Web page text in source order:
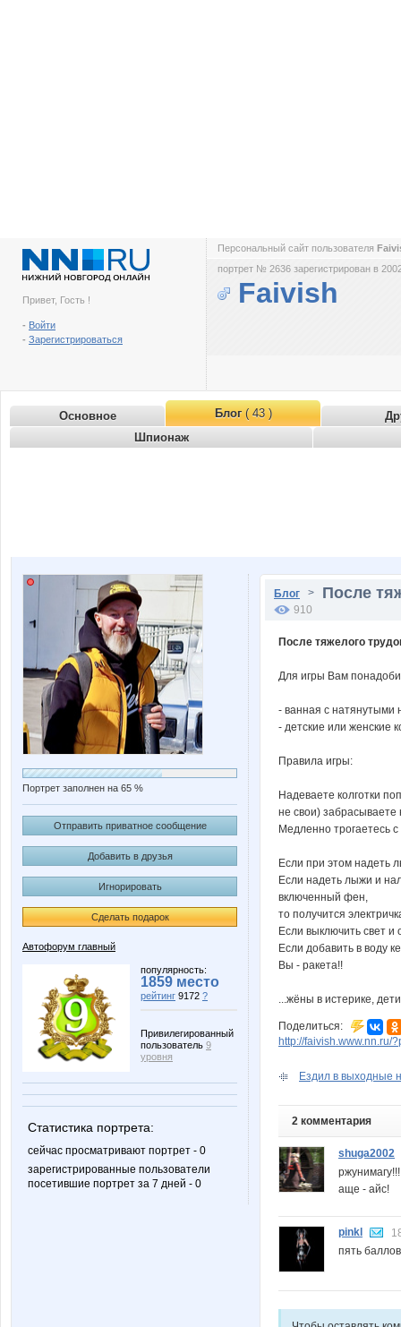
Привет, Гость !
- Войти
- Зарегистрироваться
Персональный сайт пользователя
портрет № 2636 зарегистрирован в
Faivish
Основное Блог( 43 )
Шпионаж
Портрет заполнен на 65 %
Отправить приватное сообщение
Добавить в друзья
Игнорировать
Сделать подарок
Автофорум главный
популярность:
1859 место
рейтинг 9172 ?
Привилегированный
пользователь 9
уровня
Статистика портрета:
сейчас просматривают портрет - 0
зарегистрированные пользователи
посетившие портрет за 7 дней - 0
Блог > После
910
После тяжелого
Для игры Вам
- ванная с натянутыми
- детские или женские
Правила игры:
Надеваете колготки
не свои) забрасываете
Медленно трогаетесь
Если при этом надеть
Если надеть лыжи и
включенный фен,
то получится
Если выключить свет и
Если добавить в воду
Вы - ракета!!
...жёны в истерике,
Поделиться:
http://faivish.www.nn.ru/
Ездил в выходные
2 комментария
shuga2002
ржунимагу!!!
аще - айс!
pinkl
пять